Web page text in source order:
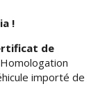
!
de
importé de